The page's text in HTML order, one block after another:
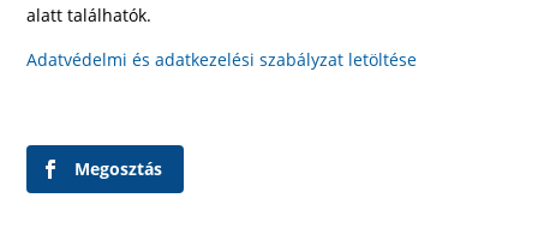
alatt találhatók.
Adatvédelmi és adatkezelési szabályzat letöltése
Megosztás